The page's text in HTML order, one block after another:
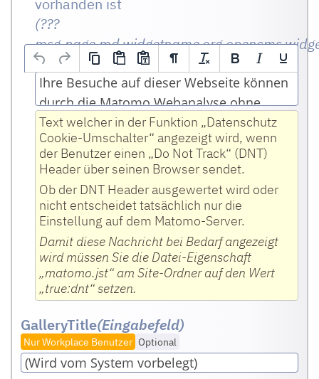
vorhanden ist
(???
Optional
Ihre Besuche auf dieser Webseite können
durch die Matomo Webanalyse ohne
Verwendung von Cookies erfasst werden.
Dies ermöglicht uns, aus Ihren Aktionen
zu lernen und die Bedienbarkeit für Sie
und andere Benutzer zu verbessern.
Diese Erfassung ist bei Ihnen derzeit
nicht aktiv, denn Ihr Browser hat uns
mitgeteilt, dass Sie kein Tracking
wünschen. Hierbei handelt es sich um
eine Browsereinstellung. Um das
die sogenannte „Do Not Track“-
Einstellung in Ihren
Browsereinstellungen deaktivieren.
Text welcher in der Funktion „Datenschutz
Cookie-Umschalter“ angezeigt wird, wenn
der Benutzer einen „Do Not Track“ (DNT)
Header über seinen Browser sendet.
Ob der DNT Header ausgewertet wird oder
nicht entscheidet tatsächlich nur die
Einstellung auf dem Matomo-Server.
Damit diese Nachricht bei Bedarf angezeigt
wird müssen Sie die Datei-Eigenschaft
„matomo.jst“ am Site-Ordner auf den Wert
„true:dnt“ setzen.
GalleryTitle(Eingabefeld)
Nur Workplace Benutzer Optional